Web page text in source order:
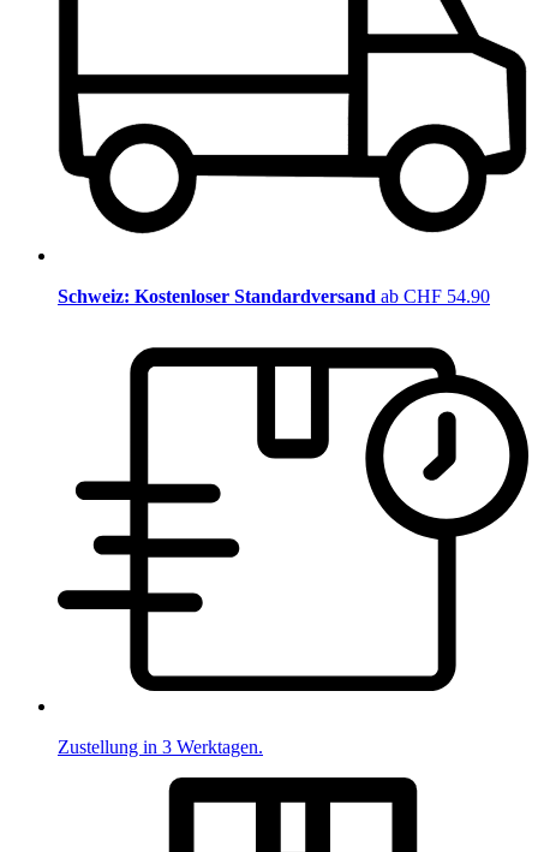
Schweiz: Kostenloser Standardversand ab CHF 54.90
Zustellung in 3 Werktagen.